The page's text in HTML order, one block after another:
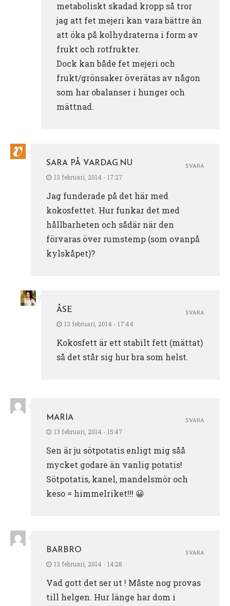
metaboliskt skadad kropp så tror
jag att fet mejeri kan vara bättre än
att öka på kolhydraterna i form av
frukt och rotfrukter.
Dock kan både fet mejeri och
frukt/grönsaker överätas av någon
som har obalanser i hunger och
mättnad.
SARA PÅ VARDAG.NU
13 februari, 2014 - 17:27
Jag funderade på det här med
kokosfettet. Hur funkar det med
hållbarheten och sådär när den
förvaras över rumstemp (som ovanpå
kylskåpet)?
SVARA
ÅSE
13 februari, 2014 - 17:44
Kokosfett är ett stabilt fett (mättat)
så det står sig hur bra som helst.
SVARA
MARIA
13 februari, 2014 - 15:47
Sen är ju sötpotatis enligt mig såå
mycket godare än vanlig potatis!
Sötpotatis, kanel, mandelsmör och
keso = himmelriket!!! 😀
SVARA
BARBRO
13 februari, 2014 - 14:28
Vad gott det ser ut ! Måste nog provas
till helgen. Hur länge har dom i
SVARA